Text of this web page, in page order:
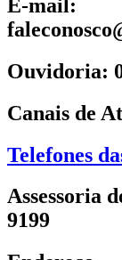
E-mail:
Ouvidoria:
Canais de
Telefones
Assessoria
9199